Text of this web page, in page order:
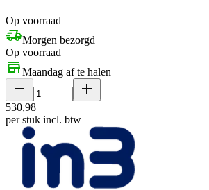
Op voorraad
Morgen bezorgd
Op voorraad
Maandag af te halen
530,98
per stuk incl. btw